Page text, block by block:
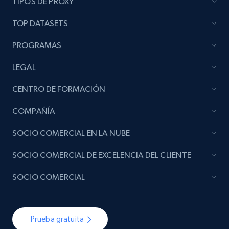
Lazada - Products - Discover products by
price, Currency, Stock, and more.
991+ 165+
URL, Domain, Marketplace pn, Sku, Other pn,
more.
991+ 162+
TOP DATASETS
PROGRAMAS
LEGAL
CENTRO DE FORMACIÓN
COMPAÑÍA
Prueba gratuita
SOCIO COMERCIAL EN LA NUBE
SOCIO COMERCIAL DE EXCELENCIA DEL CLIENTE
SOCIO COMERCIAL